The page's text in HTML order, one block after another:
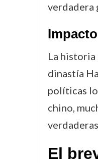
verdadera
La historia
dinastía
políticas
chino,
El